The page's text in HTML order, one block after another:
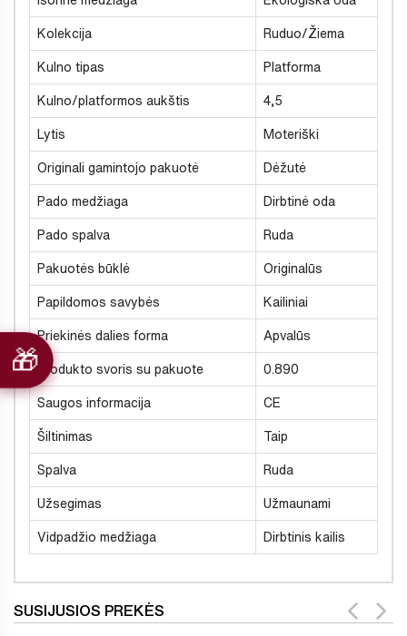
Kolekcija Ruduo/Žiema
Kulno tipas Platforma
Kulno/platformos aukštis 4,5
Lytis Moteriški
Originali gamintojo pakuotė Dėžutė
Pado medžiaga Dirbtinė oda
Pado spalva Ruda
Pakuotės būklė Originalūs
Papildomos savybės Kailiniai
Priekinės dalies forma Apvalūs
Produkto svoris su pakuote 0.890
Saugos informacija CE
Šiltinimas Taip
Spalva Ruda
Užsegimas Užmaunami
Vidpadžio medžiaga Dirbtinis kailis
SUSIJUSIOS PREKĖS